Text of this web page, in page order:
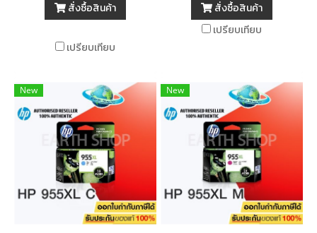
สั่งซื้อสินค้า
เปรียบเทียบ
สั่งซื้อสินค้า
เปรียบเทียบ
New New